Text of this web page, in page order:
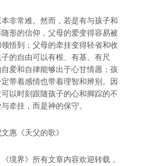
非常难。然而，若是有与孩子和
形的信仰，父母的爱变得容易被
悟到；父母的牵挂变得轻省和收
的自由可以有根、有基、有尺
爱和自律能够出于心甘情愿；孩
带着感情也带着理智和辨别。因
以时刻跟随孩子的心和脚踪的不
牵挂，而是神的保守。
惠《天父的歌》
《境界》所有文章内容欢迎转载，